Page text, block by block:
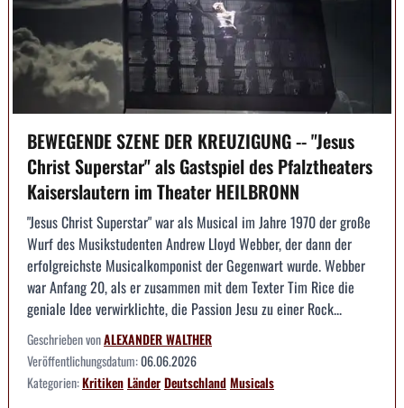
BEWEGENDE SZENE DER KREUZIGUNG -- "Jesus
Christ Superstar" als Gastspiel des Pfalztheaters
Kaiserslautern im Theater HEILBRONN
"Jesus Christ Superstar" war als Musical im Jahre 1970 der große
Wurf des Musikstudenten Andrew Lloyd Webber, der dann der
erfolgreichste Musicalkomponist der Gegenwart wurde. Webber
war Anfang 20, als er zusammen mit dem Texter Tim Rice die
geniale Idee verwirklichte, die Passion Jesu zu einer Rock...
Geschrieben vonALEXANDER WALTHER
Veröffentlichungsdatum:06.06.2026
Kategorien:KritikenLänderDeutschlandMusicals